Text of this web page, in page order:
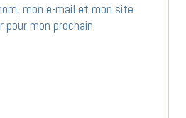
mon e-mail et mon site
pour mon prochain